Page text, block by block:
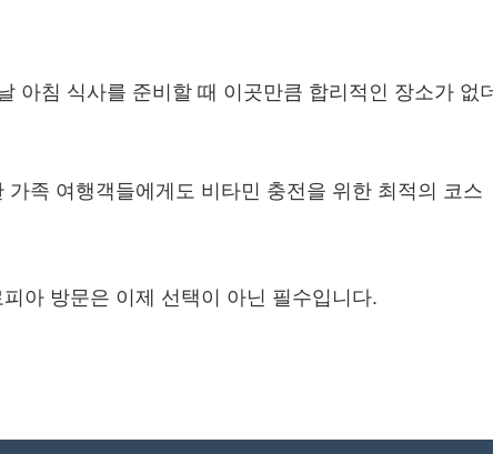
아침 식사를 준비할 때 이곳만큼 합리적인 장소가 없
족 여행객들에게도 비타민 충전을 위한 최적의 코스
아 방문은 이제 선택이 아닌 필수입니다.